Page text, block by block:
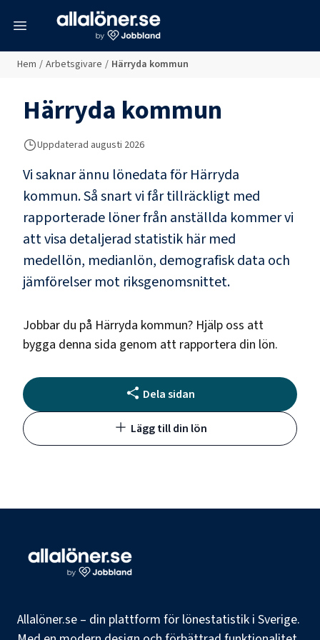
Hem / Arbetsgivare / Härryda kommun
Härryda kommun
Uppdaterad augusti 2026
Vi saknar ännu lönedata förHärryda
kommun. Så snart vi får tillräckligt med
rapporterade löner från anställda kommer vi
att visa detaljerad statistik här med
medellön, medianlön, demografisk data och
jämförelser mot riksgenomsnittet.
Jobbar du på Härryda kommun? Hjälp oss att
bygga denna sida genom att rapportera din lön.
Dela sidan
Lägg till din lön
Allalöner.se – din plattform för lönestatistik i Sverige.